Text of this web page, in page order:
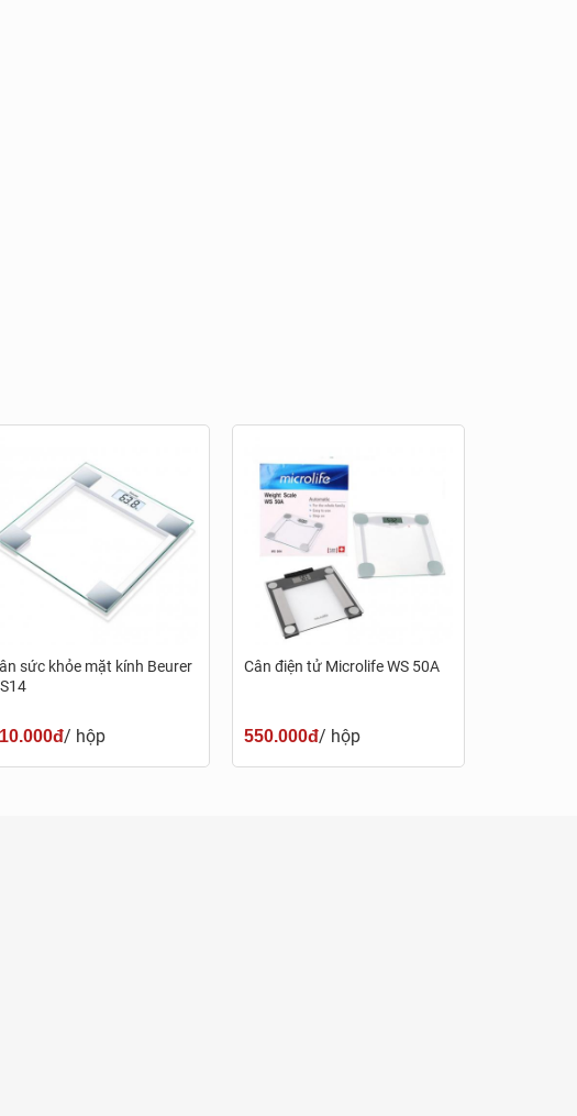
sức khỏe mặt kính Beurer
/ hộp
Cân điện tử Microlife WS 50A
550.000đ/ hộp